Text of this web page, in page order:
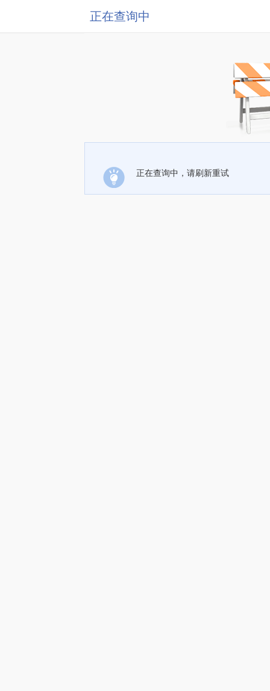
正在查询中
正在查询中，请刷新重试